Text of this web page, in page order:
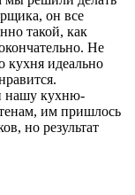
он все
такой, как
Не
кухня идеально
нашу кухню-
им пришлось
но результат